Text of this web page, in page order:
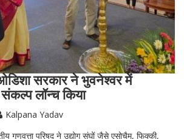
सरकार ने भुवनेश्वर में
लॉन्च किया
Kalpana Yadav
गुणवत्ता परिषद ने उद्योग संघों जैसे एसोचैम, फिक्की,